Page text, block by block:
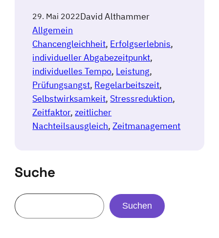
29. Mai 2022David Althammer
Allgemein
Chancengleichheit, Erfolgserlebnis
individueller Abgabezeitpunkt
individuelles Tempo, Leistung
Prüfungsangst, Regelarbeitszeit
Selbstwirksamkeit, Stressreduktion
Zeitfaktor, zeitlicher
Nachteilsausgleich, Zeitmanagement
Suche
Suchen